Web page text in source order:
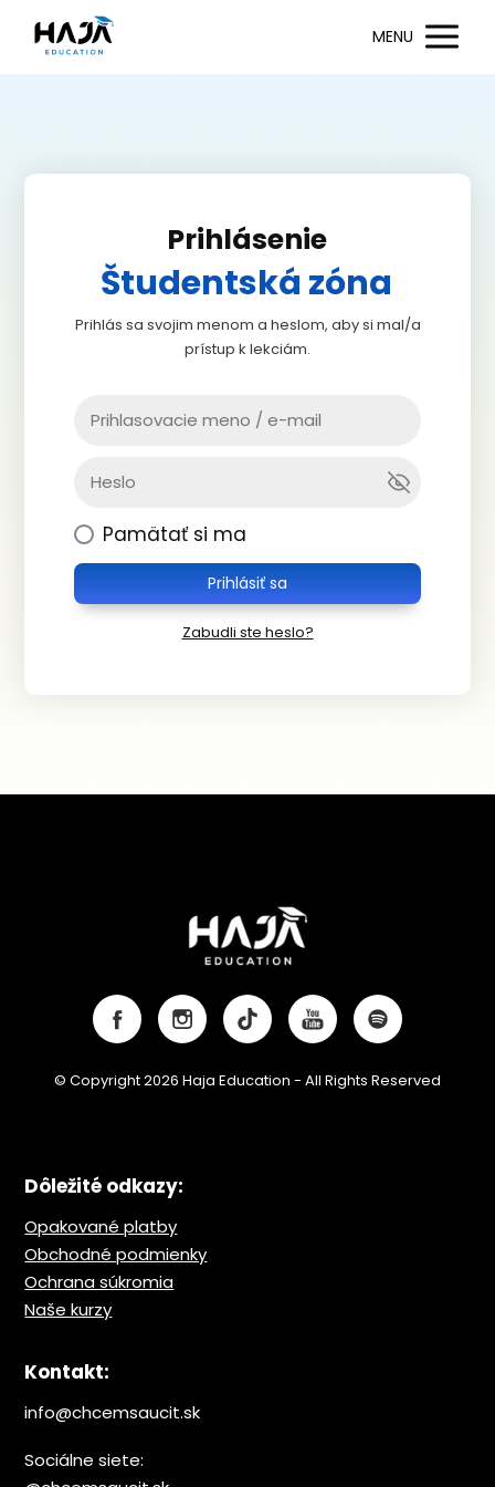
MENU
Prihlásenie
Študentská zóna
Prihlás sa svojim menom a heslom, aby si mal/a
prístup k lekciám.
Pamätať si ma
Prihlásiť sa
Zabudli ste heslo?
© Copyright 2026 Haja Education - All Rights Reserved
Dôležité odkazy:
Opakované platby
Obchodné podmienky
Ochrana súkromia
Naše kurzy
Kontakt:
info@chcemsaucit.sk
Sociálne siete: